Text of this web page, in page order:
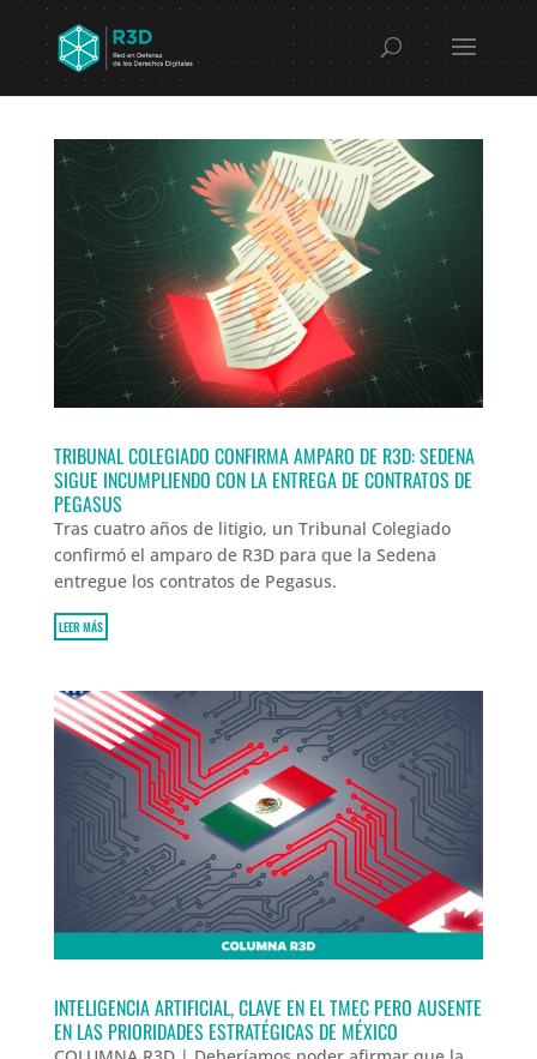
TRIBUNAL COLEGIADO CONFIRMA AMPARO DE R3D: SEDENA
SIGUE INCUMPLIENDO CON LA ENTREGA DE CONTRATOS DE
PEGASUS
Tras cuatro años de litigio, un Tribunal Colegiado
confirmó el amparo de R3D para que la Sedena
entregue los contratos de Pegasus.
LEER MÁS
INTELIGENCIA ARTIFICIAL, CLAVE EN EL TMEC PERO AUSENTE
EN LAS PRIORIDADES ESTRATÉGICAS DE MÉXICO